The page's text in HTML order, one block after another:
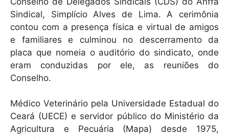
A
p
p
b
o
o
k
Sindical, Simplício Alves de Lima. A cerimônia
contou com a presença física e virtual de amigos
e familiares e culminou no descerramento da
placa que nomeia o auditório do sindicato, onde
eram conduzidas por ele, as reuniões do
Conselho.
Médico Veterinário pela Universidade Estadual do
Ceará (UECE) e servidor público do Ministério da
Agricultura e Pecuária (Mapa) desde 1975,